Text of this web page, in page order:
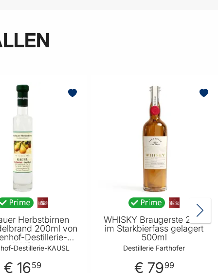
Herbstbirnen
200ml von
Destillerie-
KAUSL
Destillerie-KAUSL
€ 1659
WHISKY Braugerste 2014
im Starkbierfass gelagert
500ml
Destillerie Farthofer
€ 7999